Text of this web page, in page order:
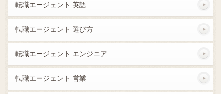
転職エージェント 英語
転職エージェント 選び方
転職エージェント エンジニア
転職エージェント 営業